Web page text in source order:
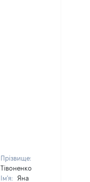
Прізвище:
Тівоненко
Ім'я:
Яна